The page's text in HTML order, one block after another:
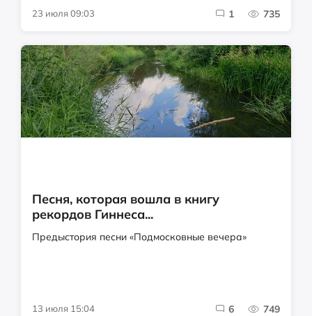
23 июля 09:03 1 735
Песня, которая вошла в книгу
рекордов Гиннеса...
Предыстория песни «Подмосковные вечера»
13 июля 15:04 6 749